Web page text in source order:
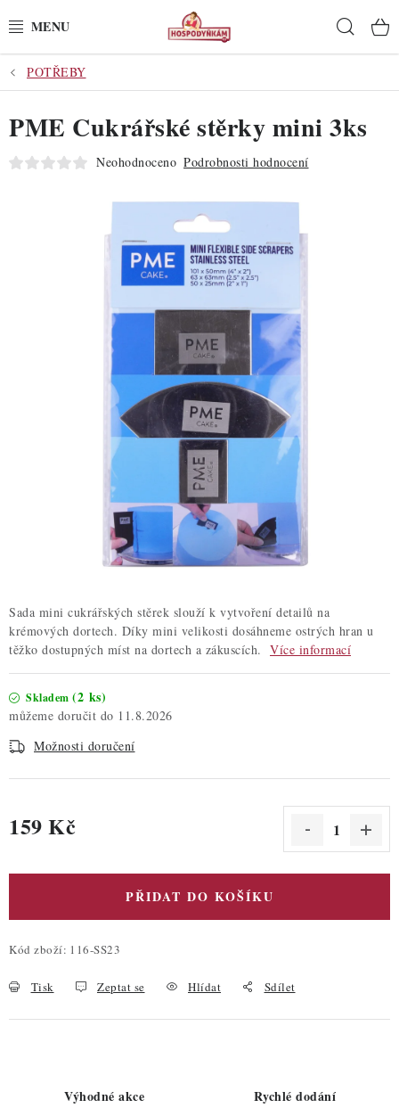
na
POTŘEBY
POMŮCKY
SUROVINY
ZDRAVÉ PEČENÍ
DÁRKOVÉ POUKAZY
TÉMATICKÉ PRODUKTY
ZNAČKY
Hodnocení obchodu
Blog
Podmínky ochrany osobních údajů
POTŘEBY
Sada mini cukrářských stěrek slouží k vytvoření detailů na
krémových dortech. Díky mini velikosti dosáhneme ostrých hran u
těžko dostupných míst na dortech a zákuscích. Více informací
Skladem (2 ks)
11.8.2026
Možnosti doručení
159 Kč
PŘIDAT DO KOŠÍKU
Kód zboží: 116-SS23
Tisk Zeptat se Hlídat Sdílet
PME Cukrářské stěrky mini 3ks
Neohodnoceno Podrobnosti hodnocení
Výhodné akce Rychlé dodání